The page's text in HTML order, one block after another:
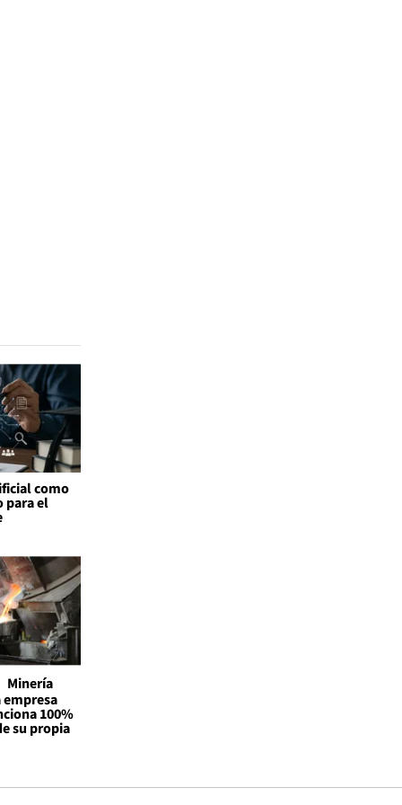
como
para el
Minería
empresa
100%
su propia